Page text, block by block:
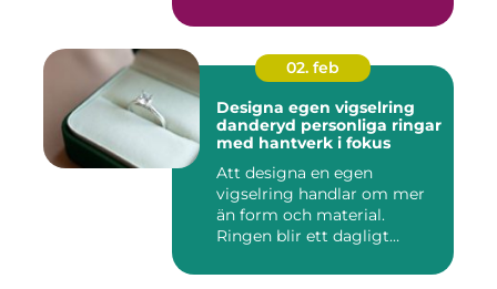
02. feb
Designa egen vigselring
danderyd personliga ringar
med hantverk i fokus
Att designa en egen
vigselring handlar om mer
än form och material.
Ringen blir ett dagligt